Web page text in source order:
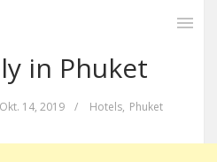
in Phuket
Okt. 14, 2019 / Hotels, Phuket